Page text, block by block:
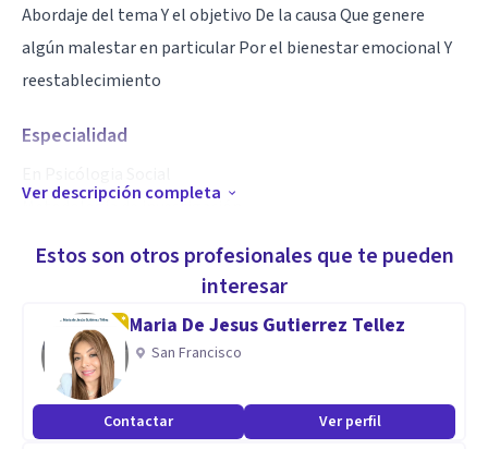
Abordaje del tema Y el objetivo De la causa Que genere
algún malestar en particular Por el bienestar emocional Y
reestablecimiento
Especialidad
Metodología de investigación
Pruebas y Evaluación psicológica
Psicopatologia
Análisis Funcional Y disfuncional
Reestructuración Congnitva
Neurociencias
Ver descripción completa
Estos son otros profesionales que te pueden
interesar
Maria De Jesus Gutierrez Tellez
San Francisco
Contactar Ver perfil